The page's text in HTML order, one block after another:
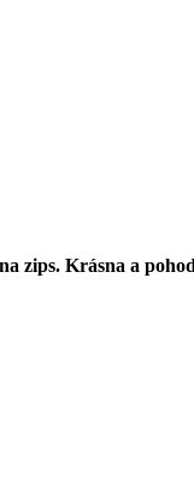
zips. Krásna a